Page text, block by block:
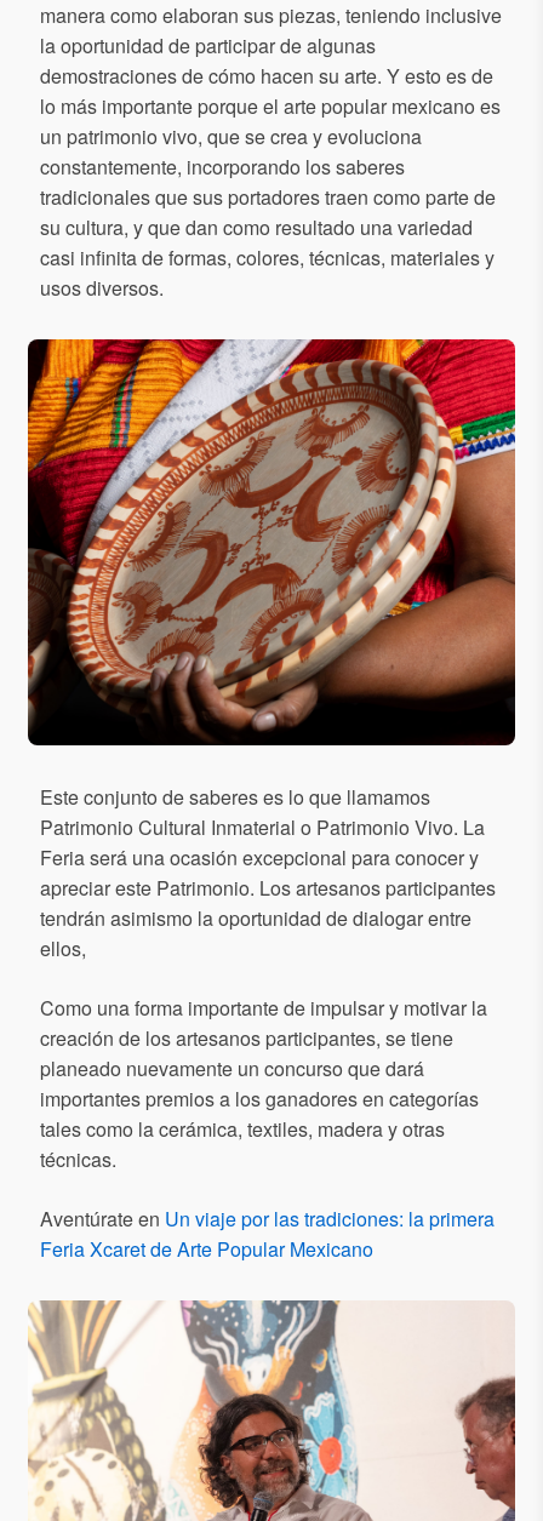
manera como elaboran sus piezas, teniendo inclusive
la oportunidad de participar de algunas
demostraciones de cómo hacen su arte. Y esto es de
lo más importante porque el arte popular mexicano es
un patrimonio vivo, que se crea y evoluciona
constantemente, incorporando los saberes
tradicionales que sus portadores traen como parte de
su cultura, y que dan como resultado una variedad
casi infinita de formas, colores, técnicas, materiales y
usos diversos.
Este conjunto de saberes es lo que llamamos
Patrimonio Cultural Inmaterial o Patrimonio Vivo. La
Feria será una ocasión excepcional para conocer y
apreciar este Patrimonio. Los artesanos participantes
tendrán asimismo la oportunidad de dialogar entre
ellos,
Como una forma importante de impulsar y motivar la
creación de los artesanos participantes, se tiene
planeado nuevamente un concurso que dará
importantes premios a los ganadores en categorías
tales como la cerámica, textiles, madera y otras
técnicas.
Aventúrate en Un viaje por las tradiciones: la primera
Feria Xcaret de Arte Popular Mexicano